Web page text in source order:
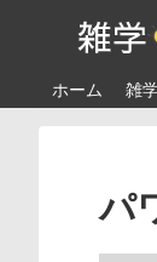
ホーム 雑
パ